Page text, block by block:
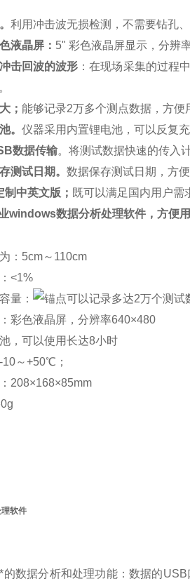
利用冲击波无损检测，不需要钻孔
液晶屏： 5" 彩色液晶屏显示，分辨
击回波的波形 ：在现场采集的过程
；能够记录2万多个测点数据，方便
。仪器采用内置锂电池，可以反复充
数据传输。将测试数据快速的传入
测试日期。数据保存测试日期，方
制中英文版； 既可以满足国内用户需
windows数据分析处理软件，方便
：5cm～110cm
<1%
量：
可以记录多达2万个测试
彩色液晶屏，分辨率640×480
，可以使用长达8小时
～+50℃；
208×168×85mm
软件
的数据分析和处理功能：数据的